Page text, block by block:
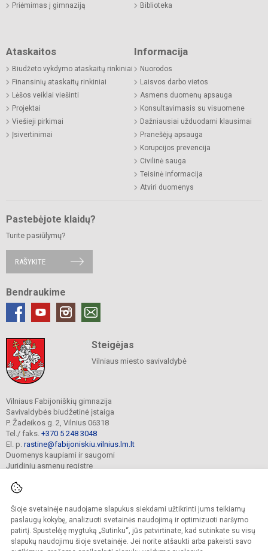
Šioje svetainėje naudojame slapukus siekdami užtikrinti jums teikiamų
paslaugų kokybę, analizuoti svetainės naudojimą ir optimizuoti naršymo
patirtį. Spustelėję mygtuką „Sutinku“, jūs patvirtinate, kad sutinkate su visų
slapukų naudojimu šioje svetainėje. Jei norite atšaukti arba pakeisti savo
Priėmimas į gimnaziją
Biblioteka
Ataskaitos
Biudžeto vykdymo ataskaitų rinkiniai
Finansinių ataskaitų rinkiniai
Lėšos veiklai viešinti
Projektai
Viešieji pirkimai
Įsivertinimai
Informacija
Nuorodos
Laisvos darbo vietos
Asmens duomenų apsauga
Konsultavimasis su visuomene
Dažniausiai užduodami klausimai
Pranešėjų apsauga
Korupcijos prevencija
Civilinė sauga
Teisinė informacija
Atviri duomenys
Pastebėjote klaidų?
Turite pasiūlymų?
RAŠYKITE
Bendraukime
Steigėjas
Vilniaus miesto savivaldybė
Vilniaus Fabijoniškių gimnazija
Savivaldybės biudžetinė įstaiga
P. Žadeikos g. 2, Vilnius 06318
Tel./ faks. +370 5 248 3048
El. p. rastine@fabijoniskiu.vilnius.lm.lt
Duomenys kaupiami ir saugomi
Juridinių asmenų registre
© 2025. Vilniaus Fabijoniškių gimnazija. Visos teisės saugomos.
Kopijuoti turinį be raštiško įstaigos administracijos sutikimo griežtai draudžiama.
Prieinamumo paraiška Slapukų valdymas